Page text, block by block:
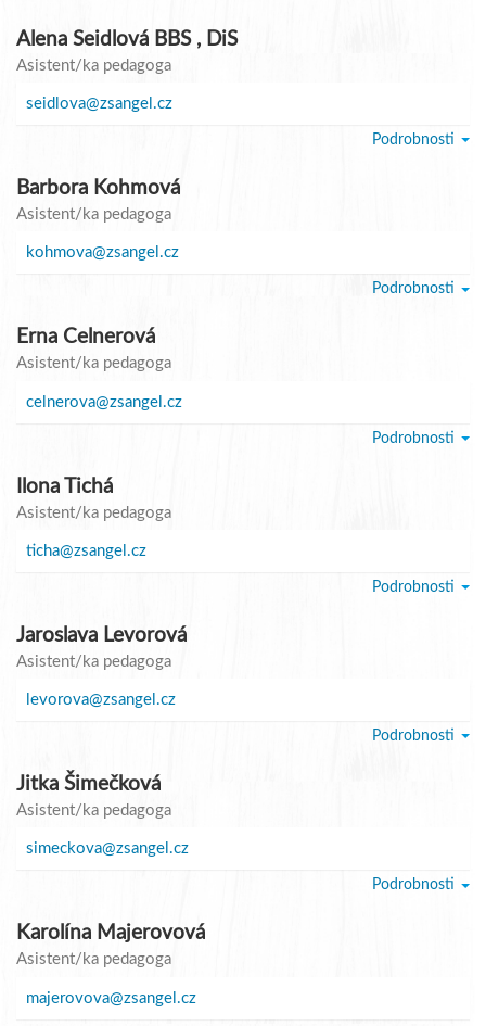
Alena Seidlová BBS , DiS
Asistent/ka pedagoga
seidlova@zsangel.cz
Podrobnosti
Barbora Kohmová
Asistent/ka pedagoga
kohmova@zsangel.cz
Podrobnosti
Erna Celnerová
Asistent/ka pedagoga
celnerova@zsangel.cz
Podrobnosti
Ilona Tichá
Asistent/ka pedagoga
ticha@zsangel.cz
Podrobnosti
Jaroslava Levorová
Asistent/ka pedagoga
levorova@zsangel.cz
Podrobnosti
Jitka Šimečková
Asistent/ka pedagoga
simeckova@zsangel.cz
Podrobnosti
Karolína Majerovová
Asistent/ka pedagoga
majerovova@zsangel.cz